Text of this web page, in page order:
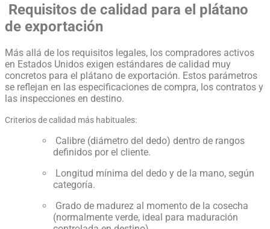
Requisitos de calidad para el plátano
de exportación
Más allá de los requisitos legales, los compradores activos
en Estados Unidos exigen estándares de calidad muy
concretos para el plátano de exportación. Estos parámetros
se reflejan en las especificaciones de compra, los contratos y
las inspecciones en destino.
Criterios de calidad más habituales:
Calibre (diámetro del dedo) dentro de rangos
definidos por el cliente.
Longitud mínima del dedo y de la mano, según
categoría.
Grado de madurez al momento de la cosecha
(normalmente verde, ideal para maduración